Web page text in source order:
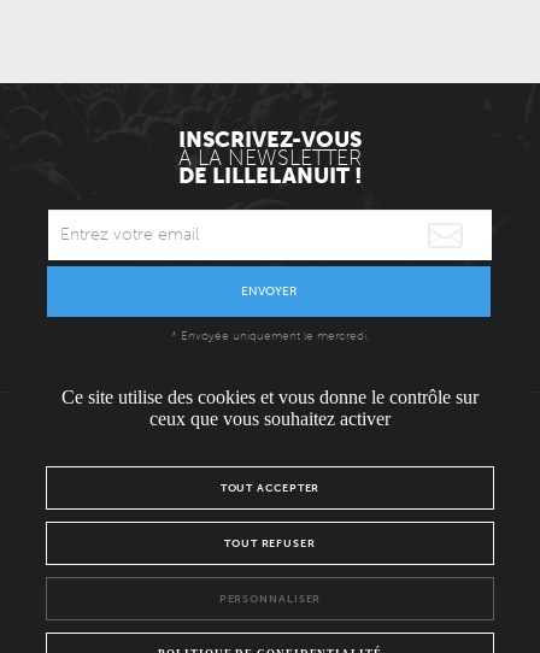
INSCRIVEZ-VOUS
À LA NEWSLETTER
DE LILLELANUIT !
ENVOYER
* Envoyée uniquement le mercredi.
L'ÉQUIPE
POLITIQUE DE CONFIDENTIALITÉ
FacebookInstagram
Ce site utilise des cookies et vous donne le contrôle sur
ceux que vous souhaitez activer
TOUT ACCEPTER
TOUT REFUSER
PERSONNALISER